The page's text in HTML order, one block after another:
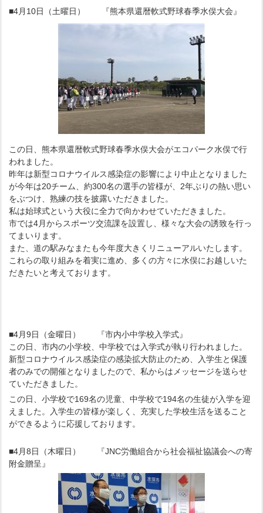
■4月10日（土曜日） 『熊本県還暦軟式野球春季水俣大会』
この日、熊本県還暦軟式野球春季水俣大会がエコパーク水俣で行
われました。
昨年は新型コロナウイルス感染症の影響により中止となりました
が今年は20チーム、約300名の選手の皆様が、2年ぶりの熱い思い
をぶつけ、熟練の技を披露いただきました。
私は始球式という大役に全力で向かわせていただきました。
市では4月からスポーツ交流課を設置し、様々な大会の誘致を行っ
てまいります。
また、道の駅みなまたも今年度大きくリニューアルいたします。
これらの取り組みを着実に進め、多くの方々に水俣にお越しいた
だきたいと考えております。
■4月9日（金曜日） 『市内小中学校入学式』
この日、市内の小学校、中学校では入学式が執り行われました。
新型コロナウイルス感染症の感染拡大防止のため、入学生と保護
者のみでの開催となりましたので、私からはメッセージを送らせ
ていただきました。
この日、小学校で169名の児童、中学校で194名の生徒が入学を迎
えました。入学生の皆様が楽しく、充実した学校生活を送ること
ができるように応援しております。
■4月8日（木曜日） 『JNC労働組合から社会福祉協議会への寄
附金贈呈』